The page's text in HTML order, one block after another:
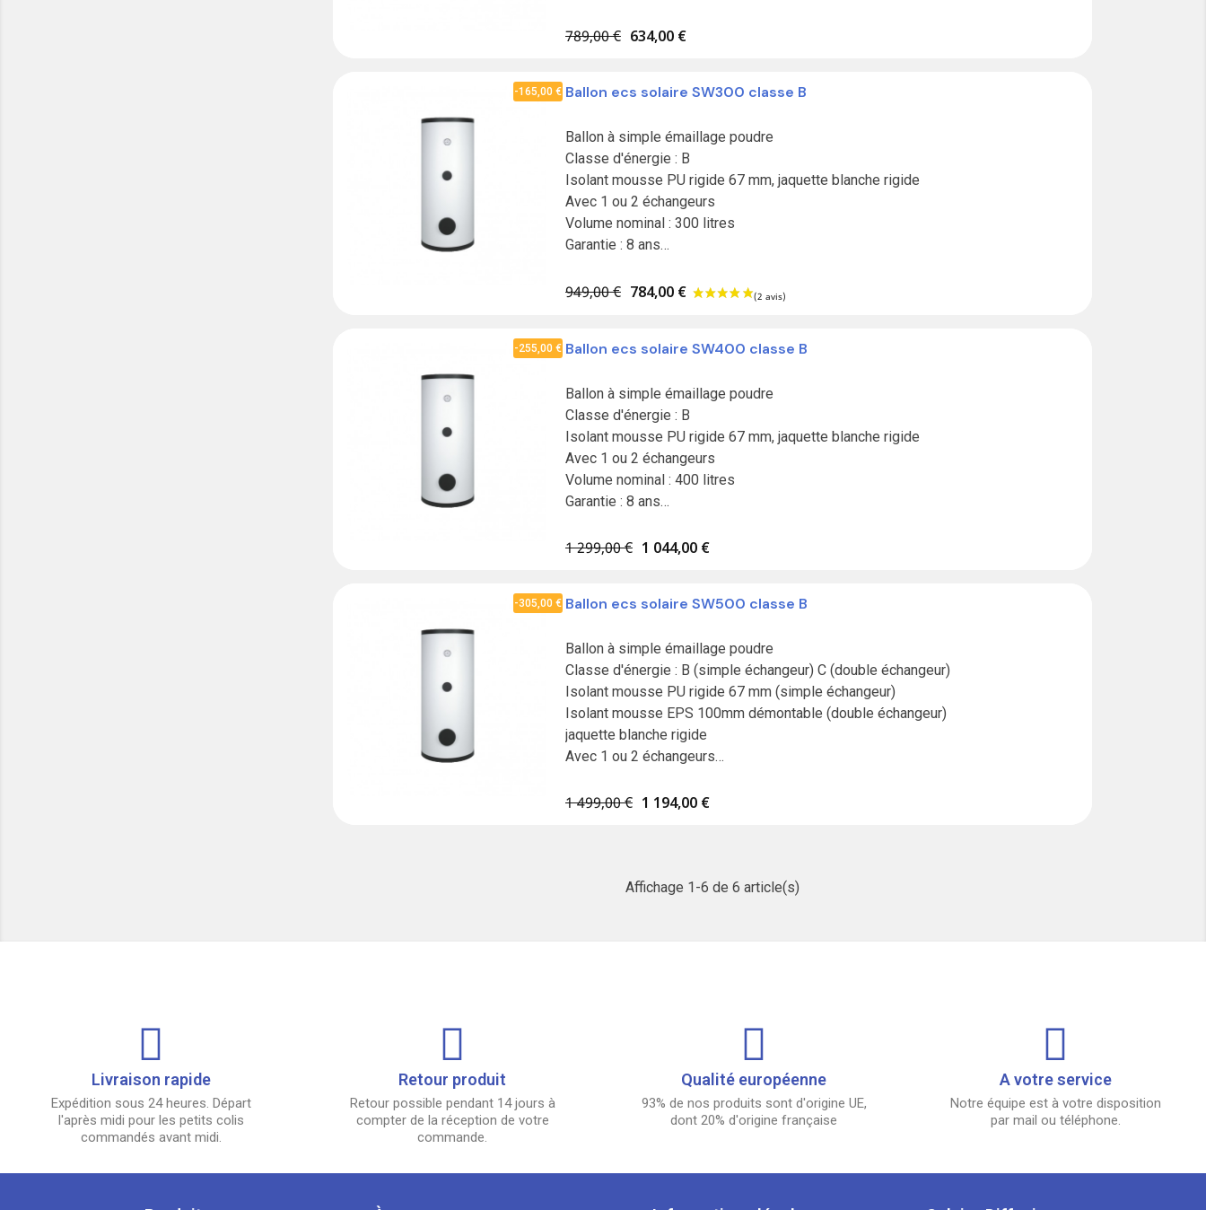
Résistance à commander séparément
789,00 € 634,00 €
-165,00 € Ballon ecs solaire SW300 classe B
Ballon à simple émaillage poudre
Classe d'énergie : B
Isolant mousse PU rigide 67 mm, jaquette blanche rigide
Avec 1 ou 2 échangeurs
Volume nominal : 300 litres
Garantie : 8 ans
Résistance à commander séparément
949,00 € 784,00 €
-255,00 € Ballon ecs solaire SW400 classe B
Ballon à simple émaillage poudre
Classe d'énergie : B
Isolant mousse PU rigide 67 mm, jaquette blanche rigide
Avec 1 ou 2 échangeurs
Volume nominal : 400 litres
Garantie : 8 ans
Résistance à commander séparément
1 299,00 € 1 044,00 €
-305,00 € Ballon ecs solaire SW500 classe B
Ballon à simple émaillage poudre
Classe d'énergie : B (simple échangeur) C (double échangeur)
Isolant mousse PU rigide 67 mm (simple échangeur)
Isolant mousse EPS 100mm démontable (double échangeur)
jaquette blanche rigide
Avec 1 ou 2 échangeurs
Garantie : 8 ans
1 499,00 € 1 194,00 €
Affichage 1-6 de 6 article(s)
Livraison rapide
Expédition sous 24 heures. Départ
l'après midi pour les petits colis
commandés avant midi.
Retour produit
Retour possible pendant 14 jours à
compter de la réception de votre
commande.
Qualité européenne
93% de nos produits sont d'origine UE,
dont 20% d'origine française
A votre service
Notre équipe est à votre disposition
par mail ou téléphone.